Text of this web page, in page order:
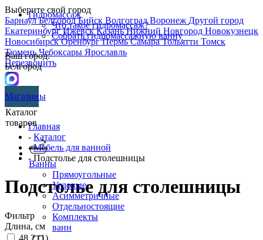
Выберите свой город
БарнаулБелгородБийск ВолгоградВоронеж Другой город
ЕкатеринбургИжевскКазаньНижний Новгород Новокузнецк
НовосибирскОренбургПермьСамараТольятти Томск
ТюменьЧебоксары Ярославль
Перезвонить
Гидромассаж
Что такое гидромассаж?
Собрать гидромассажную ванну
Ваш город:
Белгород
Магазины
Каталог
товаров
Ванны
Прямоугольные
Угловые
Асимметричные
Отдельностоящие
Комплекты
ванн
Главная
- Каталог
-Мебель для ванной
- Подстолье для столешницы
Подстолье для столешницы
Фильтр
Длина, см
48,2 (1)